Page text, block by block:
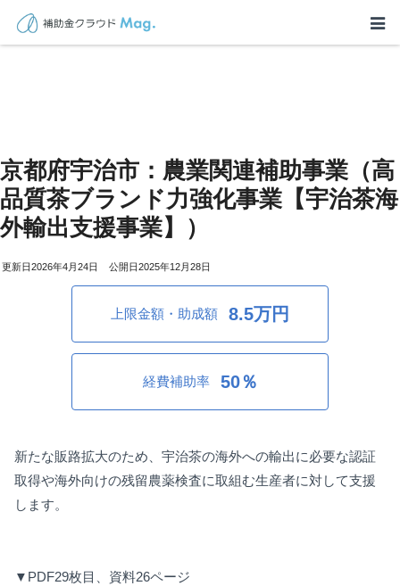
京都府宇治市：農業関連補助事業（高
品質茶ブランド力強化事業【宇治茶海
外輸出支援事業】）
2026年4月24日 2025年12月28日
上限金額・助成額 8.5万円
経費補助率 50％
新たな販路拡大のため、宇治茶の海外への輸出に必要な認証
取得や海外向けの残留農薬検査に取組む生産者に対して支援
します。
▼PDF29枚目、資料26ページ